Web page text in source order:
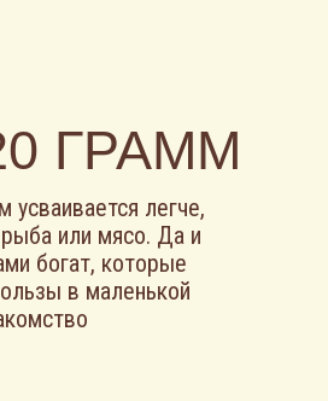
ГРАММ
легче,
или мясо. Да и
богат, которые
в маленькой